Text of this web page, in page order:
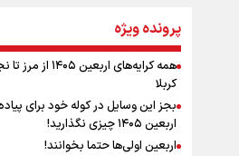
نگاه تمدنی رهبر
فضای مجازی
اینفو برنا / جدول کامل فاصله
شلمچه تا شهرهای زیارتی عراق
پرونده ویژه
همه کرایه‌های اربعین ۱۴۰۵
کربلا
بجز این وسایل در کوله خود برای
اربعین ۱۴۰۵ چیزی نگذارید!
اربعین اولی‌ها حتما بخوانند!